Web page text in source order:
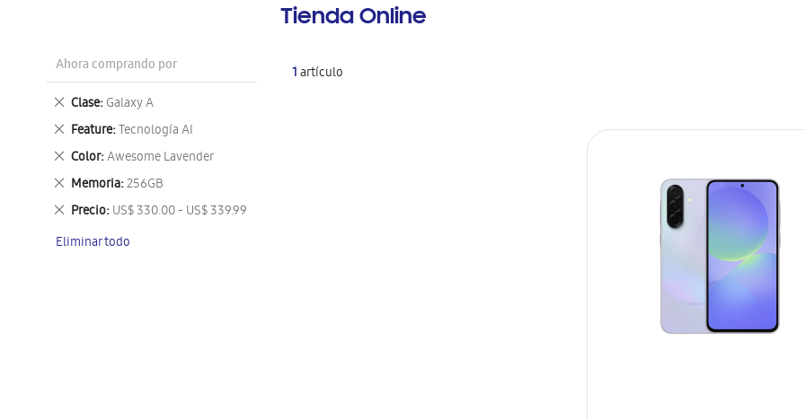
Tienda Online
1artículo
Ahora comprando por
Clase Galaxy A
Eliminar
este
artículo
Feature Tecnología AI
Eliminar
este
artículo
Color Awesome Lavender
Eliminar
este
artículo
Memoria 256GB
Eliminar
este
artículo
Precio US$ 330.00 - US$ 339.99
Eliminar
artículo
Eliminar todo